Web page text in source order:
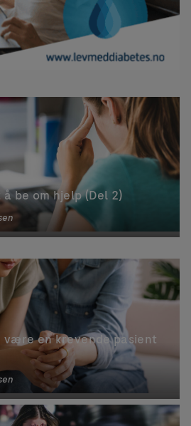
be om hjelp (Del 2)
være en krevende pasient